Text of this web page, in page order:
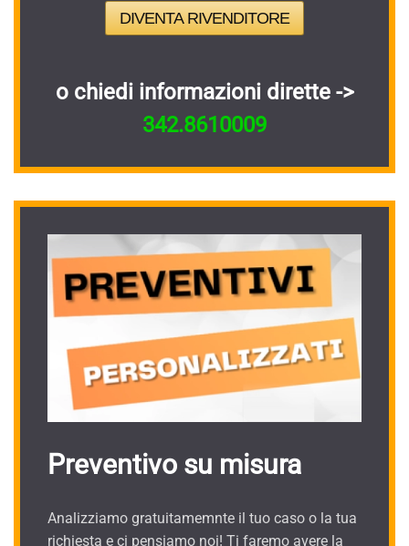
DIVENTA RIVENDITORE
o chiedi informazioni dirette ->
342.8610009
Preventivo su misura
Analizziamo gratuitamemnte il tuo caso o la tua
richiesta e ci pensiamo noi! Ti faremo avere la